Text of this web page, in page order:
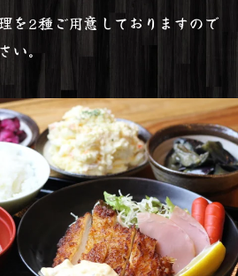
を2種ご用意しておりますので
い。